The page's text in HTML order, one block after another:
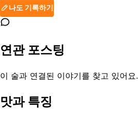
나도 기록하기
연관 포스팅
이 술과 연결된 이야기를 찾고 있어요.
맛과 특징